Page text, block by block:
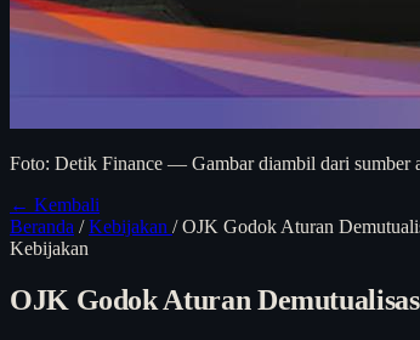
Foto: Detik Finance — Gambar diambil dari sumber
← Kembali
Beranda / Kebijakan / OJK Godok Aturan
Kebijakan
OJK Godok Aturan